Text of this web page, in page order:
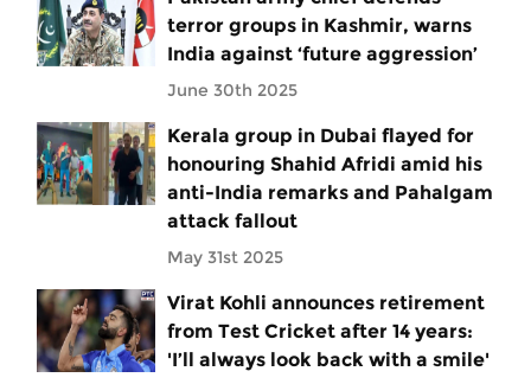
terror groups in Kashmir, warns
India against ‘future aggression’
June 30th 2025
Kerala group in Dubai flayed for
honouring Shahid Afridi amid his
anti-India remarks and Pahalgam
attack fallout
May 31st 2025
Virat Kohli announces retirement
from Test Cricket after 14 years:
'I’ll always look back with a smile'